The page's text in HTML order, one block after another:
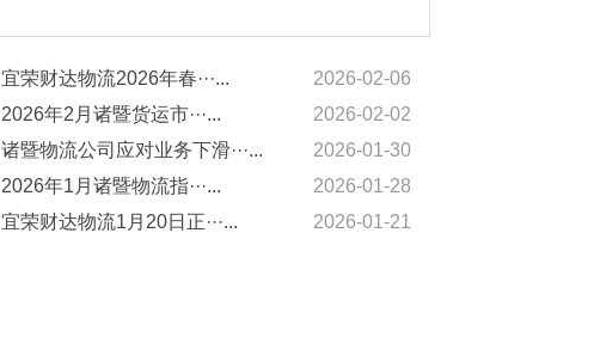
宜荣财达物流2026年春···...
2026-02-06
2026年2月诸暨货运市···...
2026-02-02
诸暨物流公司应对业务下滑···...
2026-01-30
2026年1月诸暨物流指···...
2026-01-28
宜荣财达物流1月20日正···... 2026-01-21